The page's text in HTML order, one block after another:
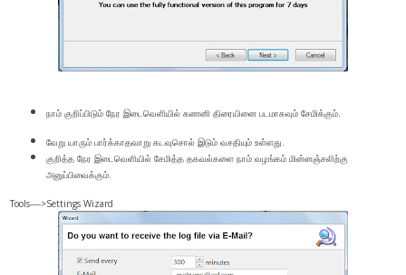
நாம் குறிப்பிடும் நேர இடைவெளியில் கணனி திரையினை படமாகவும் சேமிக்கும்.
வேறு யாரும் பார்க்காதவாறு கடவுசொல் இடும் வசதியும் உள்ளது.
குறித்த நேர இடைவெளியில் சேமித்த தகவல்களை நாம் வழங்கம் மின்னஞ்சலிற்கு
அனுப்பிவைக்கும்.
Tools---->Settings Wizard